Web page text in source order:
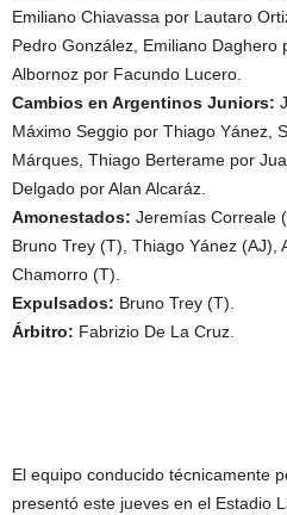
Emiliano Chiavassa por Lautaro
Pedro González, Emiliano
Albornoz por Facundo Lucero.
Cambios en Argentinos Juniors:
Máximo Seggio por Thiago Yánez,
Márques, Thiago Berterame por
Delgado por Alan Alcaráz.
Amonestados: Jeremías Correale
Bruno Trey (T), Thiago Yánez (AJ),
Chamorro (T).
Expulsados: Bruno Trey (T).
Árbitro: Fabrizio De La Cruz.
El equipo conducido técnicamente
presentó este jueves en el Estadio